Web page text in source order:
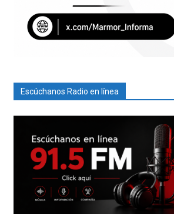
Escúchanos Radio en línea